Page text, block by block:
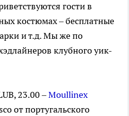
гости в
костюмах – бесплатные
и т.д. Мы же по
клубного уик-
23.00 –Moullinex
от португальского